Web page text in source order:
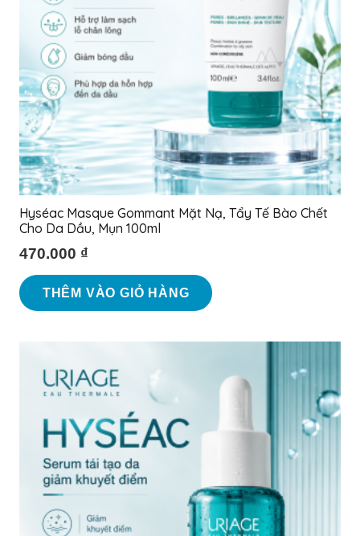
Hyséac Masque Gommant Mặt Nạ, Tẩy Tế Bào Chết
Cho Da Dầu, Mụn 100ml
470.000 ₫
THÊM VÀO GIỎ HÀNG